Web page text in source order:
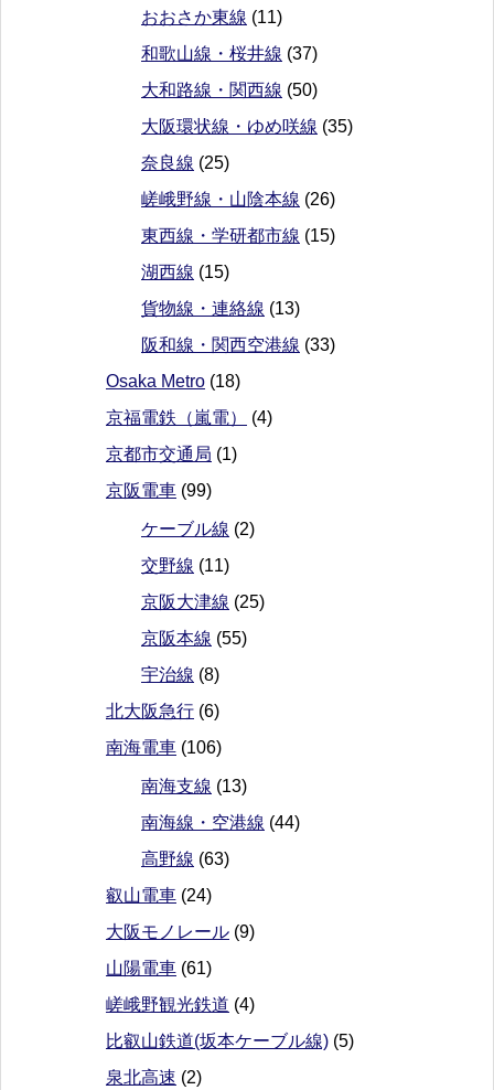
おおさか東線 (11)
和歌山線・桜井線 (37)
大和路線・関西線 (50)
大阪環状線・ゆめ咲線 (35)
奈良線 (25)
嵯峨野線・山陰本線 (26)
東西線・学研都市線 (15)
湖西線 (15)
貨物線・連絡線 (13)
阪和線・関西空港線 (33)
Osaka Metro (18)
京福電鉄（嵐電）
(4)
京都市交通局 (1)
京阪電車 (99)
ケーブル線 (2)
交野線 (11)
京阪大津線 (25)
京阪本線 (55)
宇治線 (8)
北大阪急行 (6)
南海電車 (106)
南海支線 (13)
南海線・空港線 (44)
高野線 (63)
叡山電車 (24)
大阪モノレール (9)
山陽電車 (61)
嵯峨野観光鉄道 (4)
比叡山鉄道(坂本ケーブル線) (5)
泉北高速 (2)